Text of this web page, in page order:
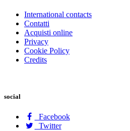
International contacts
Contatti
Acquisti online
Privacy
Cookie Policy
Credits
social
Facebook
Twitter